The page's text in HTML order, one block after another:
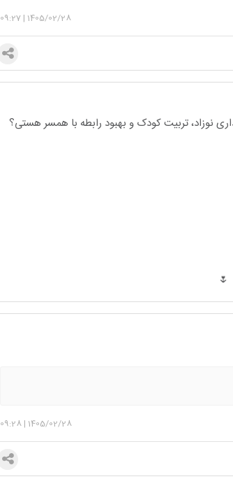
1405/02/28
|
09:27
نوزاد، تربیت کودک و بهبود رابطه با همسر هستی؟
🌷
1405/02/28
|
09:28